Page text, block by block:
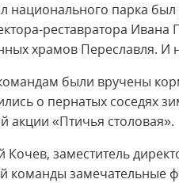
национального парка был
реставратора
храмов Переславля. И
были вручены
о пернатых соседях
акции «Птичья столовая».
Кочев, заместитель
команды замечательные